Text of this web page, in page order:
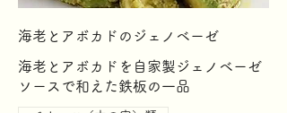
海老とアボカドのジェノベーゼ
海老とアボカドを自家製ジェノベーゼ
ソースで和えた鉄板の一品